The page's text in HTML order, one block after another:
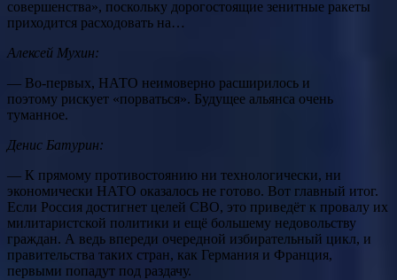
совершенства», поскольку дорогостоящие зенитные ракеты
приходится расходовать на…
Алексей Мухин:
— Во-первых, НАТО неимоверно расширилось и
поэтому рискует «порваться». Будущее альянса очень
туманное.
Денис Батурин:
— К прямому противостоянию ни технологически, ни
экономически НАТО оказалось не готово. Вот главный итог.
Если Россия достигнет целей СВО, это приведёт к провалу их
милитаристской политики и ещё большему недовольству
граждан. А ведь впереди очередной избирательный цикл, и
правительства таких стран, как Германия и Франция,
первыми попадут под раздачу.